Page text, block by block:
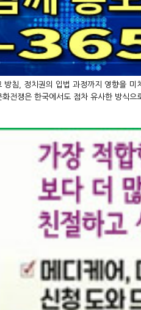
침, 정치권의 입법 과정까지 영향을
전쟁은 한국에서도 점차 유사한 방식으